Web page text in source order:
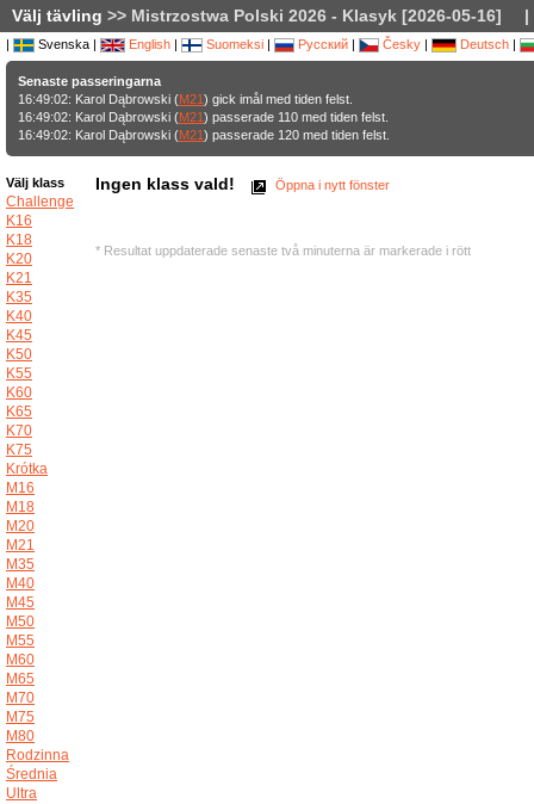
Välj tävling >> Mistrzostwa Polski 2026 - Klasyk [2026-05-16] |
| Svenska | English | Suomeksi | Русский | Česky | Deutsch |
Senaste passeringarna
16:49:02: Karol Dąbrowski (M21) gick imål med tiden felst.
16:49:02: Karol Dąbrowski (M21) passerade 110 med tiden felst.
16:49:02: Karol Dąbrowski (M21) passerade 120 med tiden felst.
Välj klass
Challenge
K16
K18
K20
K21
K35
K40
K45
K50
K55
K60
K65
K70
K75
Krótka
M16
M18
M20
M21
M35
M40
M45
M50
M55
M60
M65
M70
M75
M80
Rodzinna
Średnia
Ultra
Ingen klass vald! Öppna i nytt fönster
* Resultat uppdaterade senaste två minuterna är markerade i rött